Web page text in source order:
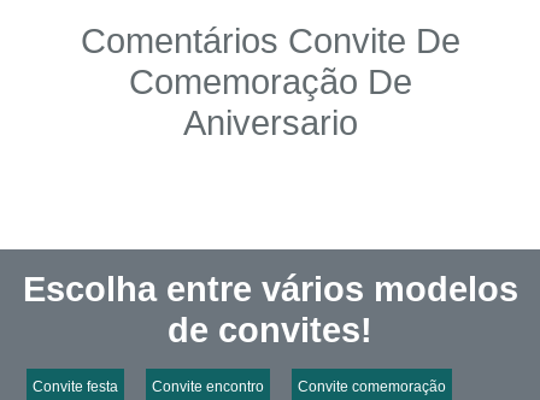
Comentários Convite De
Comemoração De
Aniversario
Escolha entre vários modelos
de convites!
Convite festa Convite encontro Convite comemoração